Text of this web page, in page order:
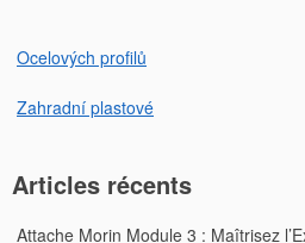
Ocelových profilů
Zahradní plastové
Articles récents
Attache Morin Module 3 : Maîtrisez